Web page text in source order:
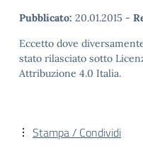
Pubblicato: 20.01.2015 -
Eccetto dove
stato rilasciato sotto
Attribuzione 4.0 Italia.
Stampa / Condividi